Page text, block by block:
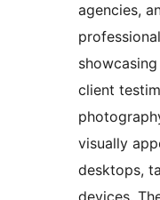
agencies,
client
visually
desktops,